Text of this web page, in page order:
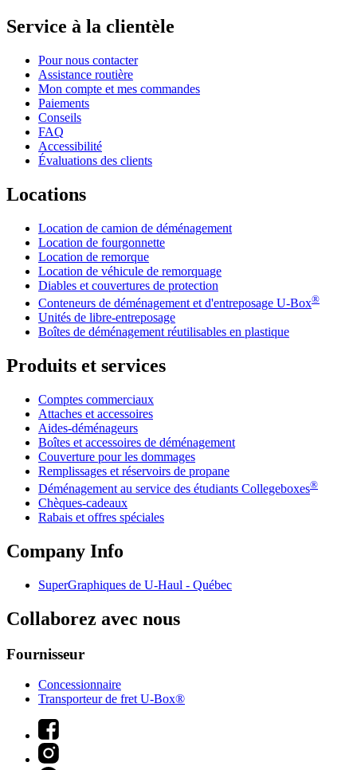
Service à la clientèle
Pour nous contacter
Assistance routière
Mon compte et mes commandes
Paiements
Conseils
FAQ
Accessibilité
Évaluations des clients
Locations
Location de camion de déménagement
Location de fourgonnette
Location de remorque
Location de véhicule de remorquage
Diables et couvertures de protection
Conteneurs de déménagement et d'entreposage U-Box®
Unités de libre-entreposage
Boîtes de déménagement réutilisables en plastique
Produits et services
Comptes commerciaux
Attaches et accessoires
Aides-déménageurs
Boîtes et accessoires de déménagement
Couverture pour les dommages
Remplissages et réservoirs de propane
Déménagement au service des étudiants Collegeboxes®
Chèques-cadeaux
Rabais et offres spéciales
Company Info
SuperGraphiques de U-Haul - Québec
Collaborez avec nous
Fournisseur
Concessionnaire
Transporteur de fret U-Box®